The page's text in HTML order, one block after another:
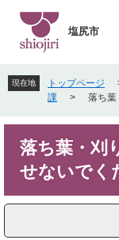
先
頭
す
を
飛
し
塩尻市
現在地 トップページ
課
> 落ち葉
落ち葉・刈
せないでく